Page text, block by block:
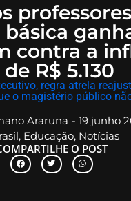
contra a
R$ 5.130
regra atrela
o magistério público
Araruna - 19 junho
, Educação, Notícias
O POST